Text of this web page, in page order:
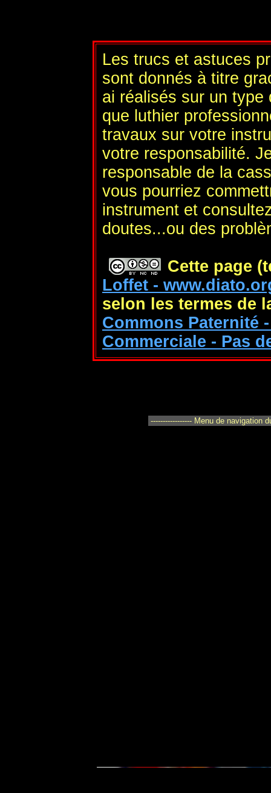
Les trucs et astuces
sont donnés à titre
ai réalisés sur un type
que luthier
travaux sur votre
votre responsabilité.
responsable de la
vous pourriez
instrument et
doutes...ou des
Cette page
Loffet -
selon les termes de
Commons Paternité
Commerciale - Pas